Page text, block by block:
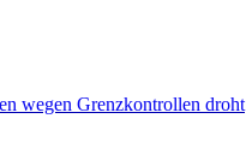
wegen Grenzkontrollen droht